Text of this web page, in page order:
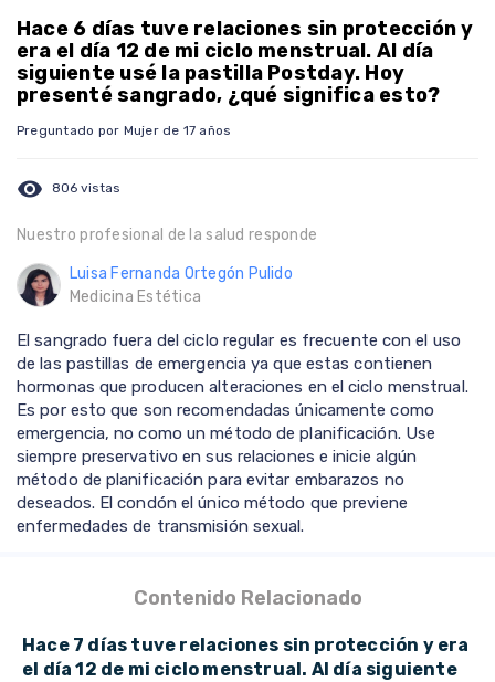
Hace 6 días tuve relaciones sin protección y
era el día 12 de mi ciclo menstrual. Al día
siguiente usé la pastilla Postday. Hoy
presenté sangrado, ¿qué significa esto?
Preguntado por Mujer de 17 años
visibility 806 vistas
Nuestro profesional de la salud responde
Luisa Fernanda Ortegón Pulido
Medicina Estética
El sangrado fuera del ciclo regular es frecuente con el uso
de las pastillas de emergencia ya que estas contienen
hormonas que producen alteraciones en el ciclo menstrual.
Es por esto que son recomendadas únicamente como
emergencia, no como un método de planificación. Use
siempre preservativo en sus relaciones e inicie algún
método de planificación para evitar embarazos no
deseados. El condón el único método que previene
enfermedades de transmisión sexual.
Contenido Relacionado
Hace 7 días tuve relaciones sin protección y era
el día 12 de mi ciclo menstrual. Al día siguiente